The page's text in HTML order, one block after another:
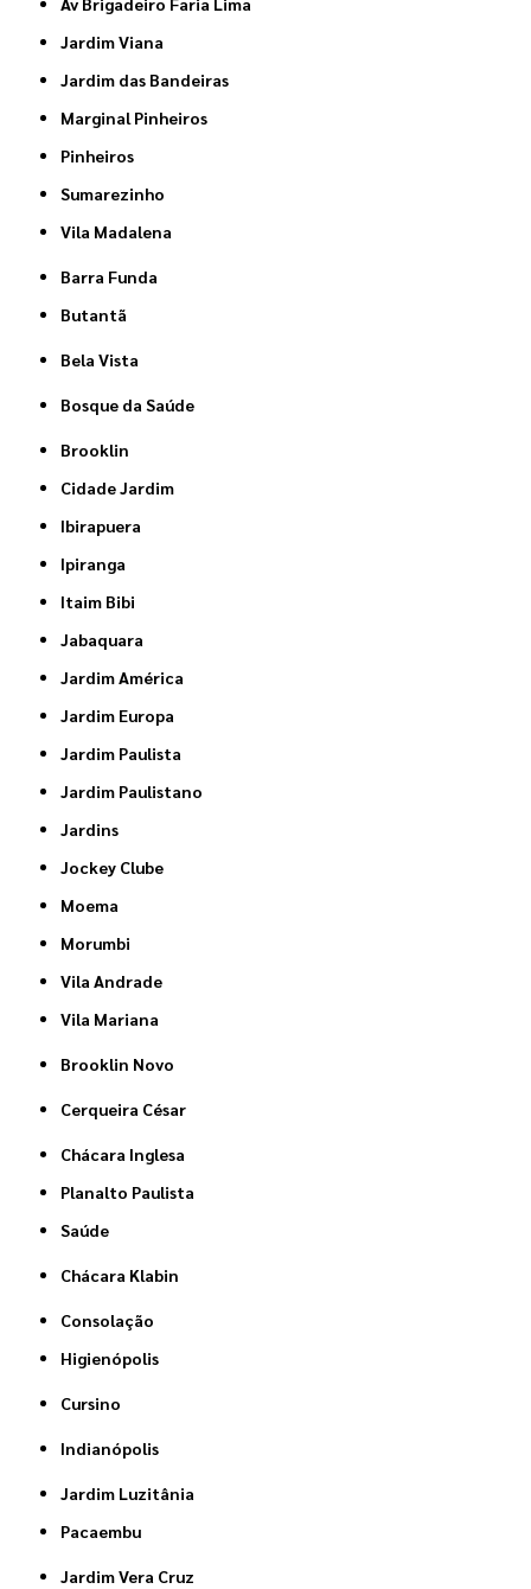
Jardim Viana
Jardim das Bandeiras
Marginal Pinheiros
Pinheiros
Sumarezinho
Vila Madalena
Barra Funda
Butantã
Bela Vista
Bosque da Saúde
Brooklin
Cidade Jardim
Ibirapuera
Ipiranga
Itaim Bibi
Jabaquara
Jardim América
Jardim Europa
Jardim Paulista
Jardim Paulistano
Jardins
Jockey Clube
Moema
Morumbi
Vila Andrade
Vila Mariana
Brooklin Novo
Cerqueira César
Chácara Inglesa
Planalto Paulista
Saúde
Chácara Klabin
Consolação
Higienópolis
Cursino
Indianópolis
Jardim Luzitânia
Pacaembu
Jardim Vera Cruz